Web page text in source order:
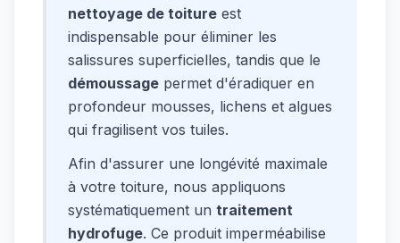
nettoyage de toiture est
indispensable pour éliminer les
salissures superficielles, tandis que le
démoussage permet d'éradiquer en
profondeur mousses, lichens et algues
qui fragilisent vos tuiles.
Afin d'assurer une longévité maximale
à votre toiture, nous appliquons
systématiquement un traitement
hydrofuge. Ce produit imperméabilise